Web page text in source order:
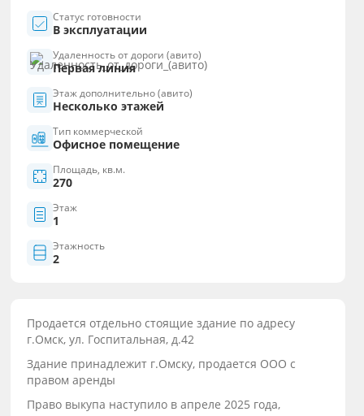
Статус готовности
В эксплуатации
Удаленность от дороги (авито)
Первая линия
Этаж дополнительно (авито)
Несколько этажей
Тип коммерческой
Офисное помещение
Площадь, кв.м.
270
Этаж
1
Этажность
2
Продается отдельно стоящие здание по адресу
г.Омск, ул. Госпитальная, д.42
Здание принадлежит г.Омску, продается ООО с
правом аренды
Право выкупа наступило в апреле 2025 года,